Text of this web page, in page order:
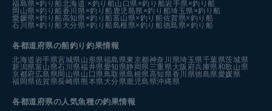
福島県×釣り船北海道 ×釣り船山口県×釣り船岩手県×釣り船
岡山県×釣り船香川県×釣り船 鹿児島県×釣り船埼玉県×釣り船
愛媛県×釣り船高知県×釣り船富山県×釣り船佐賀県×釣り船
石川県×釣り船 大分県×釣り船島根県×釣り船徳島県×釣り船
各都道府県の船釣り釣果情報
北海道岩手県宮城県山形県福島県東京都神奈川県埼玉県千葉県茨城県
新潟県富山県石川県福井県愛知県静岡県三重県大阪府兵庫県和歌山県
京都府広島県岡山県山口県鳥取県島根県高知県香川県徳島県愛媛県
福岡県佐賀県長崎県熊本県大分県鹿児島県沖縄県
各都道府県の人気魚種の釣果情報